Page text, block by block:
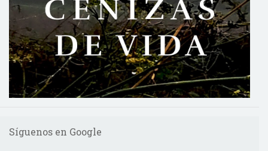
Síguenos en Google